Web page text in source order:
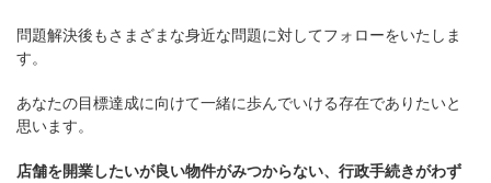
問題解決後もさまざまな身近な問題に対してフォローをいたしま
す。
あなたの目標達成に向けて一緒に歩んでいける存在でありたいと
思います。
店舗を開業したいが良い物件がみつからない、行政手続きがわず